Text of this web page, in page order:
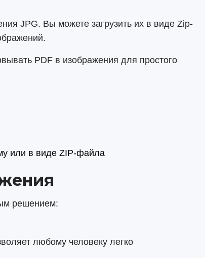
JPG. Вы можете загрузить их в виде Zip-
PDF в изображения для простого
или в виде ZIP-файла
решением:
любому человеку легко